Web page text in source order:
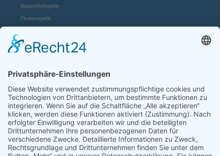
Bauernhofspiele
Piratenspiele
Mädchenspiele
Panzerspiele
Tierspiele
Weltraumspiele
Links:
Game Server mieten
FAQ und Hilfe